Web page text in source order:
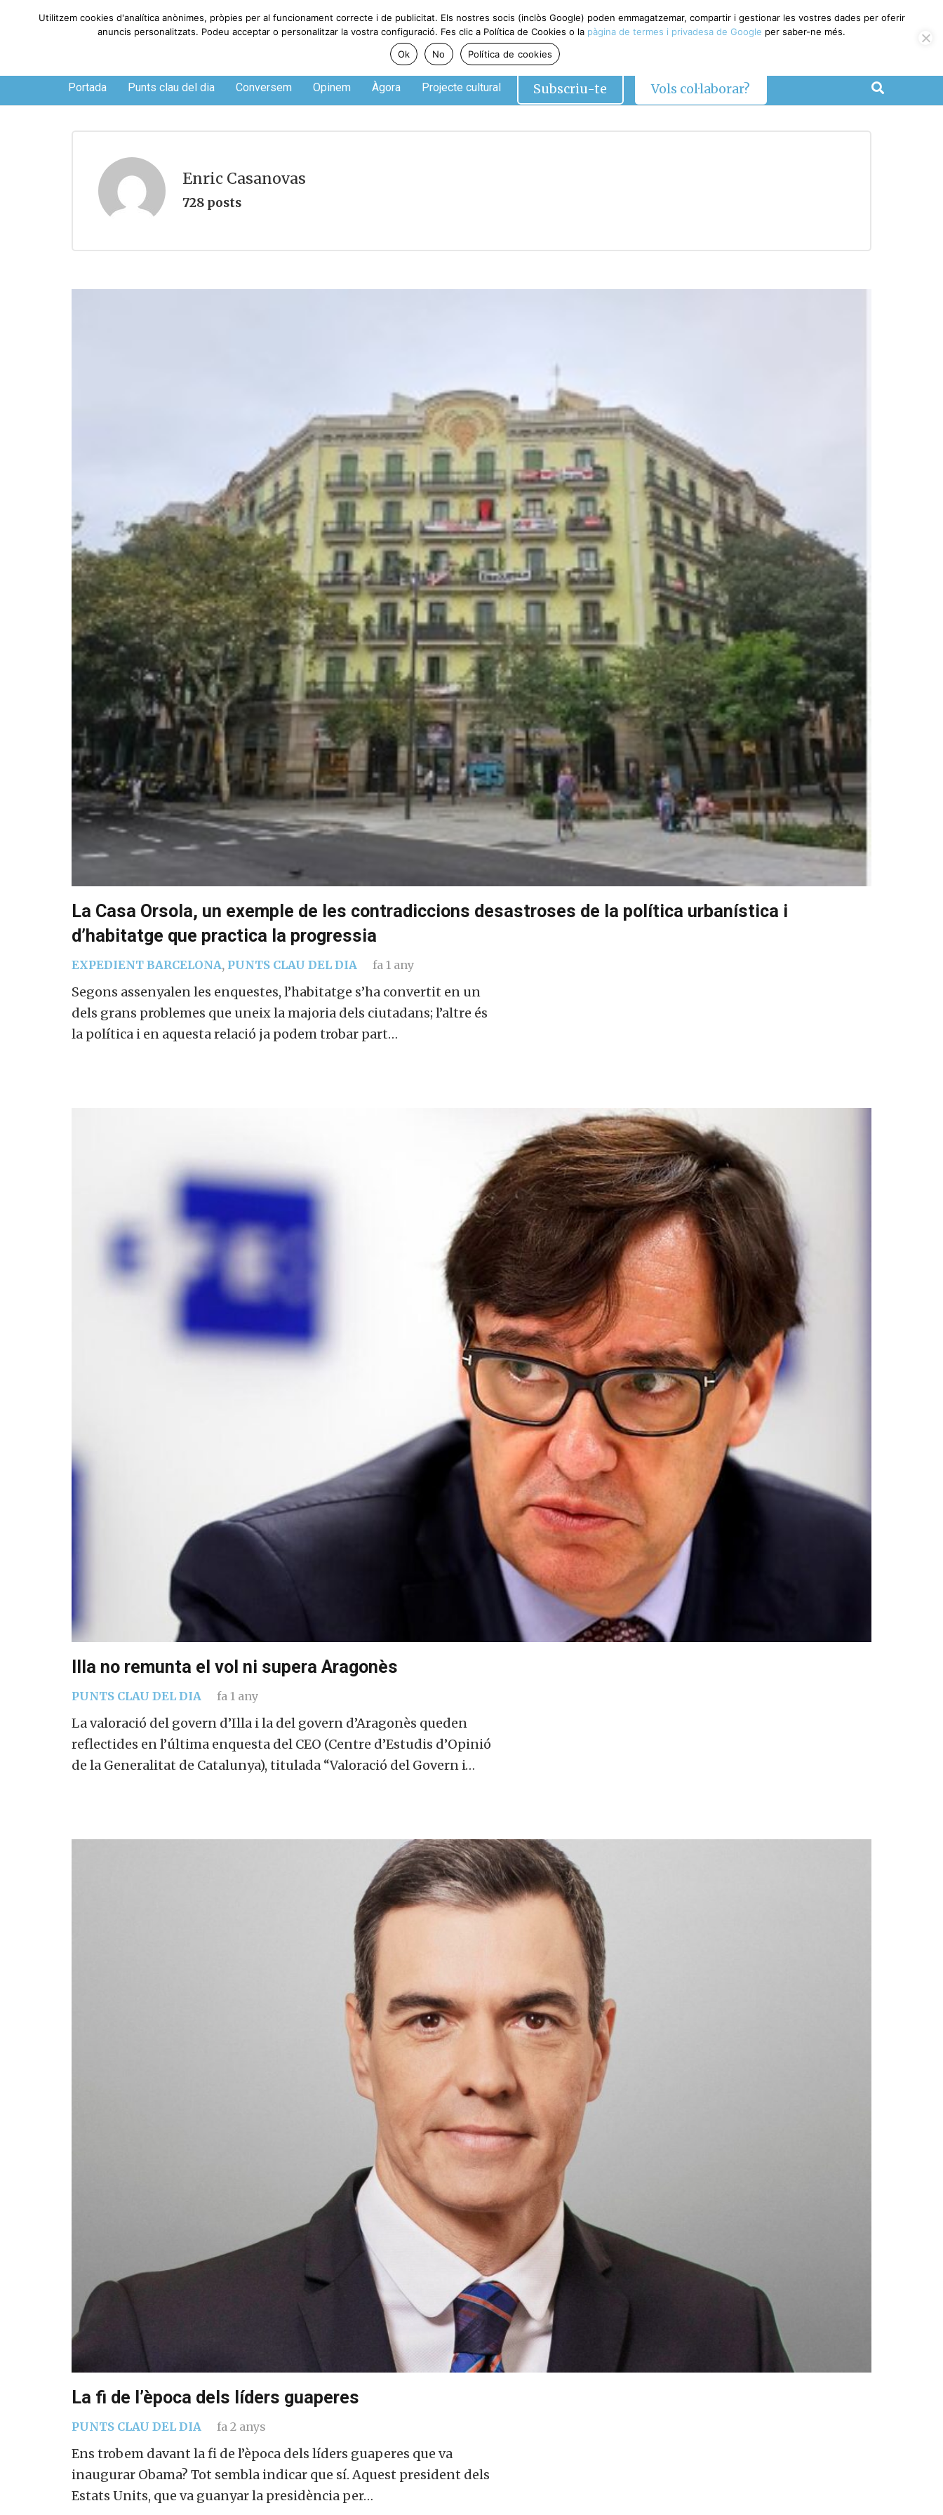
Dijous, 6 de agosto de 2026
Portada Punts clau del dia Conversem Opinem Àgora Projecte cultural Subscriu-te Vols col·laborar?
Enric Casanovas
728 posts
La Casa Orsola, un exemple de les contradiccions desastroses de la política urbanística i
d’habitatge que practica la progressia
EXPEDIENT BARCELONA, PUNTS CLAU DEL DIA fa 1 any
Segons assenyalen les enquestes, l’habitatge s’ha convertit en un
dels grans problemes que uneix la majoria dels ciutadans; l’altre és
la política i en aquesta relació ja podem trobar part…
Illa no remunta el vol ni supera Aragonès
PUNTS CLAU DEL DIA fa 1 any
La valoració del govern d’Illa i la del govern d’Aragonès queden
reflectides en l’última enquesta del CEO (Centre d’Estudis d’Opinió
de la Generalitat de Catalunya), titulada “Valoració del Govern i…
La fi de l’època dels líders guaperes
PUNTS CLAU DEL DIA fa 2 anys
Ens trobem davant la fi de l’època dels líders guaperes que va
inaugurar Obama? Tot sembla indicar que sí. Aquest president dels
Estats Units, que va guanyar la presidència per…
Utilitzem cookies d'analítica anònimes, pròpies per al funcionament correcte i de publicitat. Els nostres socis (inclòs Google) poden emmagatzemar, compartir i gestionar les vostres dades per oferir
anuncis personalitzats. Podeu acceptar o personalitzar la vostra configuració. Fes clic a Política de Cookies o la pàgina de termes i privadesa de Google per saber-ne més.
Ok
No Política de cookies